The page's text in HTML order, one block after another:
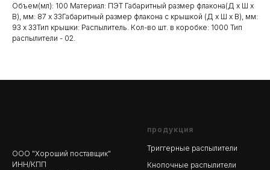
Объем(мл): 100 Материал: ПЭТ Габаритный размер флакона(Д х Ш х
В), мм: 87 х 33Габаритный размер флакона с крышкой (Д х Ш х В), мм:
93 х 33Тип крышки: Распылитель. Кол-во шт. в коробке: 1000 Тип
распылители - 02.
ООО "Хороший поставщик"
ИНН/КПП
продукция
Триггерные распылители
Кнопочные распылители